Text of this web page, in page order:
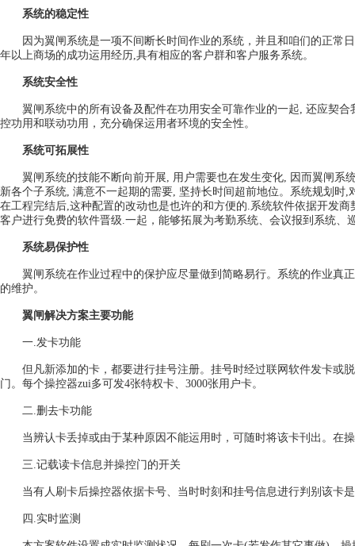
系统的稳定性
因为翼闸系统是一项不间断长时间作业的系统，并且和咱们的正常
年以上商场的成功运用经历,具有相应的客户群和客户服务系统。
系统安全性
翼闸系统中的所有设备及配件在功用安全可靠作业的一起, 还应契合
控功用和联动功用，充分确保运用者环境的安全性。
系统可拓展性
翼闸系统的技能不断向前开展, 用户需要也在发生变化, 因而翼闸系
新各个子系统, 满意不一起期的需要, 坚持长时间超前地位。系统规划
在工程完结后,这种配置的改动也是也许的和方便的.系统软件依据开发
客户进行免费的软件晋级.一起，能够拓展为考勤系统、会议报到系统、
系统易保护性
翼闸系统在作业过程中的保护应尽量做到简略易行。系统的作业真
的维护。
翼闸解决方案主要功能
一.发卡功能
但凡新添加的卡，都要进行挂号注册。挂号时经过联网软件发卡或
门。每个操控器zui多可发4张特权卡、3000张用户卡。
二.删去卡功能
当辨认卡丢掉或由于某种原因不能运用时，可随时将该卡刊出。在
三.记载读卡信息并操控门的开关
当有人刷卡后操控器依据卡号、当时时刻和挂号信息进行判别该卡
四.实时监测